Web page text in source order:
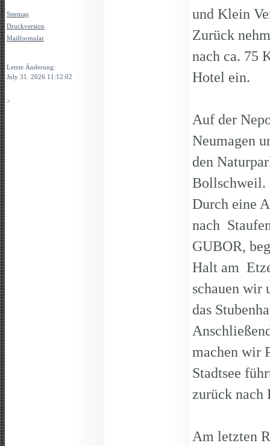
Sitemap
Druckversion
Mailformular
Letzte Änderung:
July 31. 2026 11:12:02
>
und Klein
Zurück
nach ca. 75
Hotel ein.
Auf der
Neumagen
den
Bollschweil.
Durch eine
nach
GUBOR,
Halt am
schauen wir
das
machen wir
Stadtsee
zurück
Am letzten